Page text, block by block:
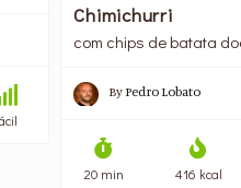
Chimichurri
com chips de batata
ByPedro Lobato
20 min 416 kcal